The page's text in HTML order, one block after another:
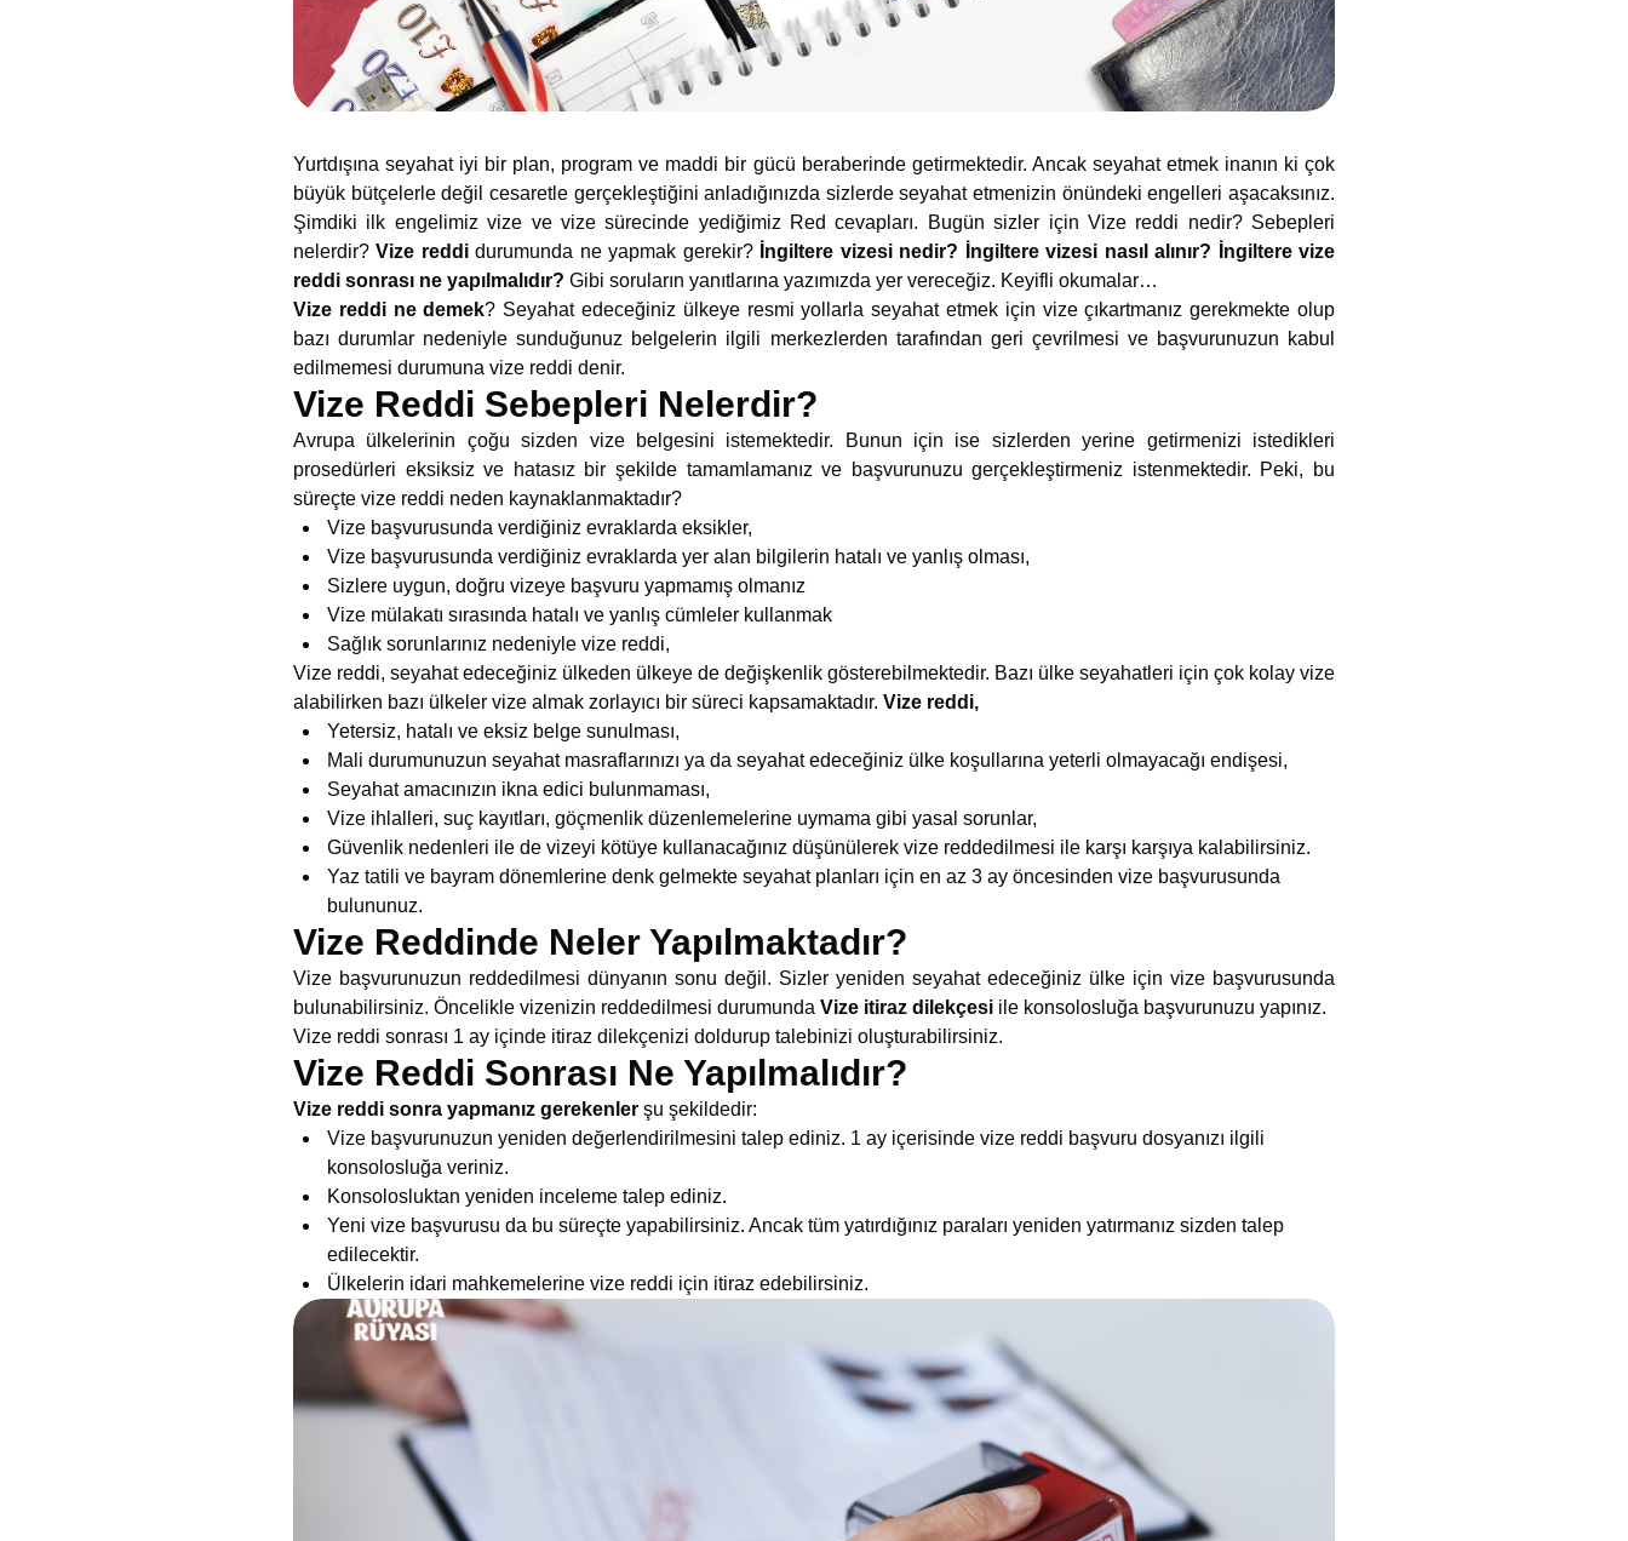
Yurtdışına seyahat iyi bir plan, program ve maddi bir gücü beraberinde getirmektedir. Ancak seyahat etmek inanın ki çok
büyük bütçelerle değil cesaretle gerçekleştiğini anladığınızda sizlerde seyahat etmenizin önündeki engelleri aşacaksınız.
Şimdiki ilk engelimiz vize ve vize sürecinde yediğimiz Red cevapları. Bugün sizler için Vize reddi nedir? Sebepleri
nelerdir?Vize reddidurumunda ne yapmak gerekir? İngiltere vizesi nedir? İngiltere vizesi nasıl alınır? İngiltere vize
reddi sonrası ne yapılmalıdır? Gibi soruların yanıtlarına yazımızda yer vereceğiz. Keyifli okumalar…
Vize reddi ne demek? Seyahat edeceğiniz ülkeye resmi yollarla seyahat etmek için vize çıkartmanız gerekmekte olup
bazı durumlar nedeniyle sunduğunuz belgelerin ilgili merkezlerden tarafından geri çevrilmesi ve başvurunuzun kabul
edilmemesi durumuna vize reddi denir.
Vize Reddi Sebepleri Nelerdir?
Avrupa ülkelerinin çoğu sizden vize belgesini istemektedir. Bunun için ise sizlerden yerine getirmenizi istedikleri
prosedürleri eksiksiz ve hatasız bir şekilde tamamlamanız ve başvurunuzu gerçekleştirmeniz istenmektedir. Peki, bu
süreçte vize reddi neden kaynaklanmaktadır?
Vize başvurusunda verdiğiniz evraklarda eksikler,
Vize başvurusunda verdiğiniz evraklarda yer alan bilgilerin hatalı ve yanlış olması,
Sizlere uygun, doğru vizeye başvuru yapmamış olmanız
Vize mülakatı sırasında hatalı ve yanlış cümleler kullanmak
Sağlık sorunlarınız nedeniyle vize reddi,
Vize reddi, seyahat edeceğiniz ülkeden ülkeye de değişkenlik gösterebilmektedir. Bazı ülke seyahatleri için çok kolay vize
alabilirken bazı ülkeler vize almak zorlayıcı bir süreci kapsamaktadır. Vize reddi,
Yetersiz, hatalı ve eksiz belge sunulması,
Mali durumunuzun seyahat masraflarınızı ya da seyahat edeceğiniz ülke koşullarına yeterli olmayacağı endişesi,
Seyahat amacınızın ikna edici bulunmaması,
Vize ihlalleri, suç kayıtları, göçmenlik düzenlemelerine uymama gibi yasal sorunlar,
Güvenlik nedenleri ile de vizeyi kötüye kullanacağınız düşünülerek vize reddedilmesi ile karşı karşıya kalabilirsiniz.
Yaz tatili ve bayram dönemlerine denk gelmekte seyahat planları için en az 3 ay öncesinden vize başvurusunda
bulununuz.
Vize Reddinde Neler Yapılmaktadır?
Vize başvurunuzun reddedilmesi dünyanın sonu değil. Sizler yeniden seyahat edeceğiniz ülke için vize başvurusunda
bulunabilirsiniz. Öncelikle vizenizin reddedilmesi durumunda Vize itiraz dilekçesi ile konsolosluğa başvurunuzu yapınız.
Vize reddi sonrası 1 ay içinde itiraz dilekçenizi doldurup talebinizi oluşturabilirsiniz.​
Vize Reddi Sonrası Ne Yapılmalıdır?
Vize reddi sonra yapmanız gerekenler şu şekildedir:
Vize başvurunuzun yeniden değerlendirilmesini talep ediniz. 1 ay içerisinde vize reddi başvuru dosyanızı ilgili
konsolosluğa veriniz.
Konsolosluktan yeniden inceleme talep ediniz.
Yeni vize başvurusu da bu süreçte yapabilirsiniz. Ancak tüm yatırdığınız paraları yeniden yatırmanız sizden talep
edilecektir.
Ülkelerin idari mahkemelerine vize reddi için itiraz edebilirsiniz.